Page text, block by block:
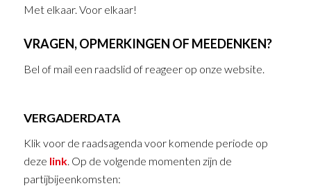
Met elkaar. Voor elkaar!
VRAGEN, OPMERKINGEN OF MEEDENKEN?
Bel of mail een raadslid of reageer op onze website.
VERGADERDATA
Klik voor de raadsagenda voor komende periode op
deze link. Op de volgende momenten zijn de
partijbijeenkomsten: